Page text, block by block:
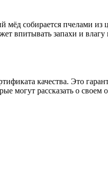
собирается пчелами из
впитывать запахи и влагу
качества. Это
могут рассказать о